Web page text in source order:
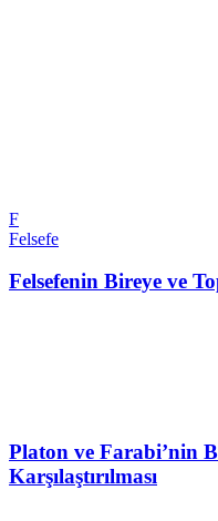
F
Felsefe
Felsefenin Bireye ve
Platon ve Farabi’nin
Karşılaştırılması